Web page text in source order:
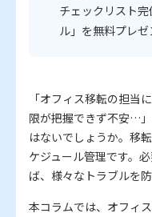
チェックリスト
ル」を無料プレゼ
「オフィス移転の担当
限が把握できず不安…
はないでしょうか。移
ケジュール管理です。
ば、様々なトラブルを
本コラムでは、オフィ